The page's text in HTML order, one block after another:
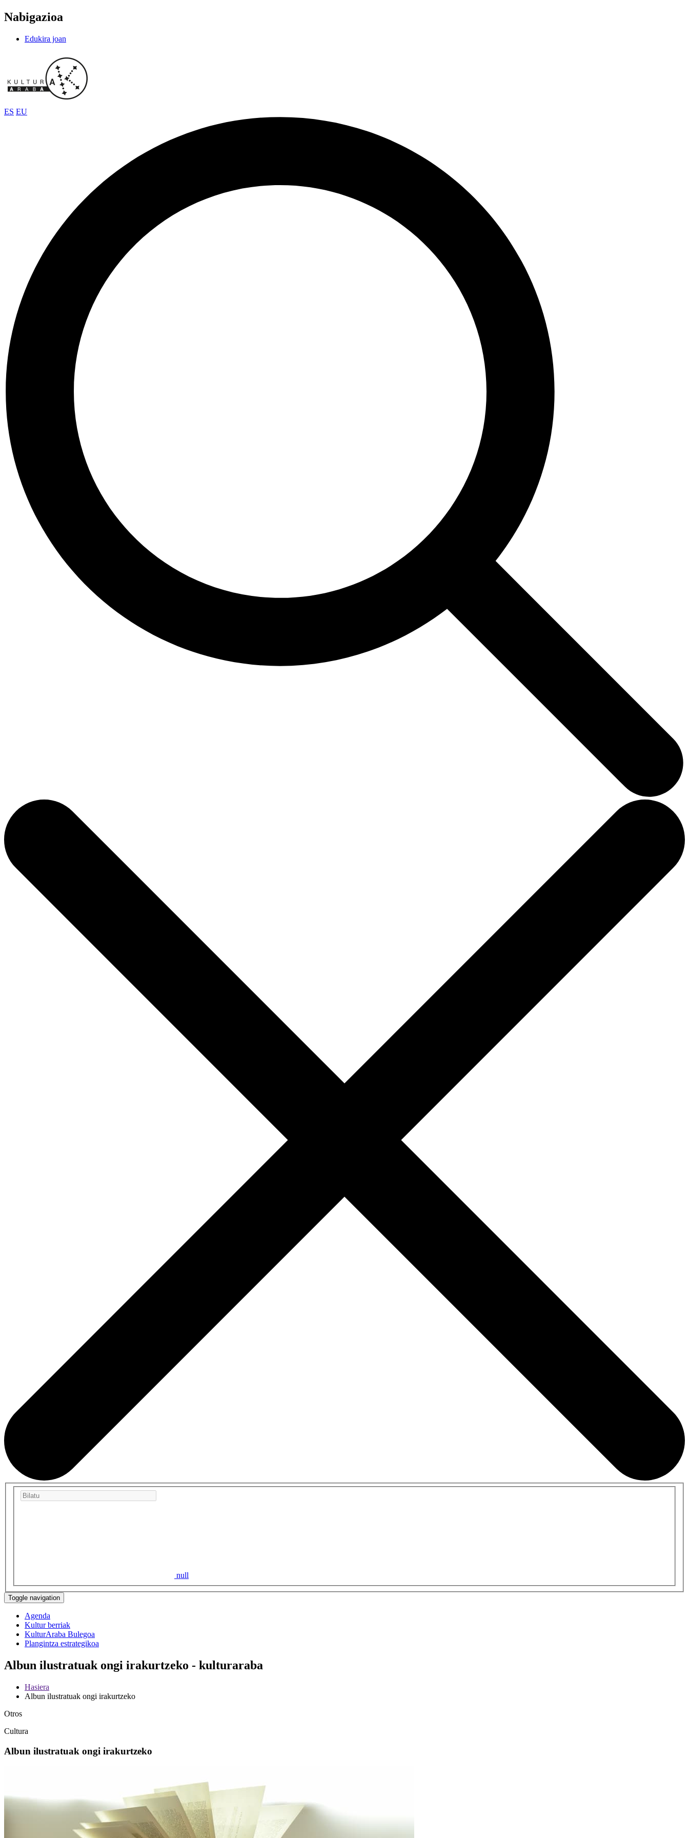
Nabigazioa
Edukira joan
ES EU
null
Toggle navigation
Agenda
Kultur berriak
KulturAraba Bulegoa
Plangintza estrategikoa
Albun ilustratuak ongi irakurtzeko - kulturaraba
Hasiera
Albun ilustratuak ongi irakurtzeko
Otros
Cultura
Albun ilustratuak ongi irakurtzeko